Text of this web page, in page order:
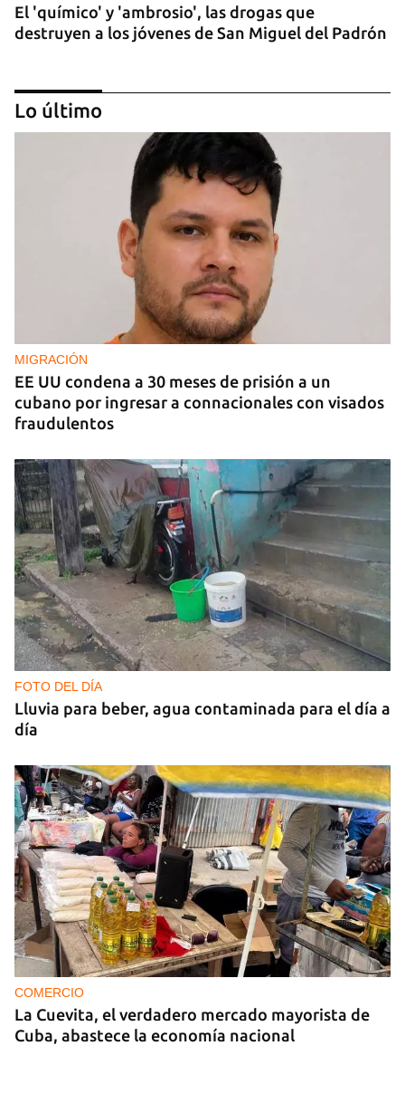
El 'químico' y 'ambrosio', las drogas que
destruyen a los jóvenes de San Miguel del Padrón
"Fama y Aplausos", el 20 plantas de La Habana
que se ha convertido en un infierno
Lo último
MIGRACIÓN
EE UU condena a 30 meses de prisión a un
cubano por ingresar a connacionales con visados
fraudulentos
FOTO DEL DÍA
Lluvia para beber, agua contaminada para el día a
día
COMERCIO
La Cuevita, el verdadero mercado mayorista de
Cuba, abastece la economía nacional